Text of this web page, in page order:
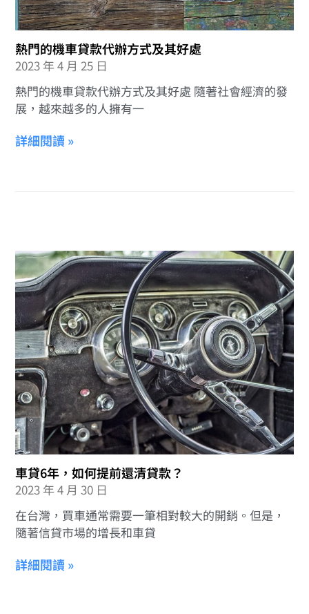
熱門的機車貸款代辦方式及其好處
2023 年 4 月 25 日
熱門的機車貸款代辦方式及其好處 隨著社會經濟的發
展，越來越多的人擁有一
詳細閱讀 »
車貸6年，如何提前還清貸款？
2023 年 4 月 30 日
在台灣，買車通常需要一筆相對較大的開銷。但是，
隨著信貸市場的增長和車貸
詳細閱讀 »